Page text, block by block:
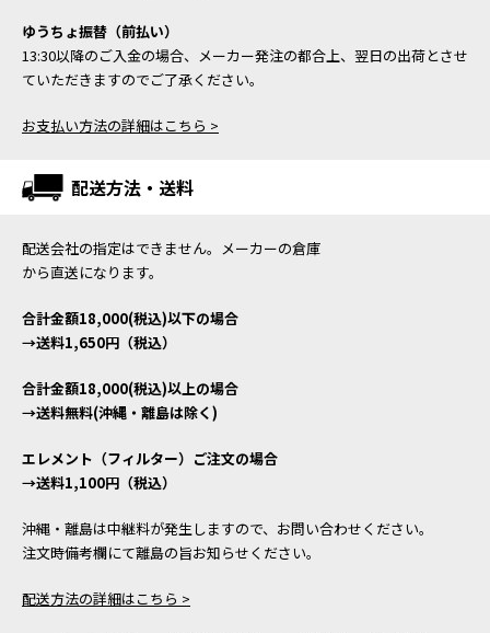
ゆうちょ振替（前払い）
13:30以降のご入金の場合、メーカー発注の都合上、翌日の出荷とさせ
ていただきますのでご了承ください。
お支払い方法の詳細はこちら >
配送方法・送料
配送会社の指定はできません。メーカーの倉庫
から直送になります。
合計金額18,000(税込)以下の場合
→送料1,650円（税込）
合計金額18,000(税込)以上の場合
→送料無料(沖縄・離島は除く)
エレメント（フィルター）ご注文の場合
→送料1,100円（税込）
沖縄・離島は中継料が発生しますので、お問い合わせください。
注文時備考欄にて離島の旨お知らせください。
配送方法の詳細はこちら >